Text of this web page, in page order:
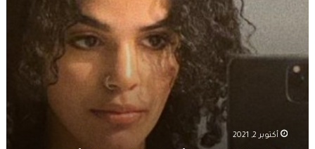
مجددا..
السعودية
أكتوبر 2, 2021